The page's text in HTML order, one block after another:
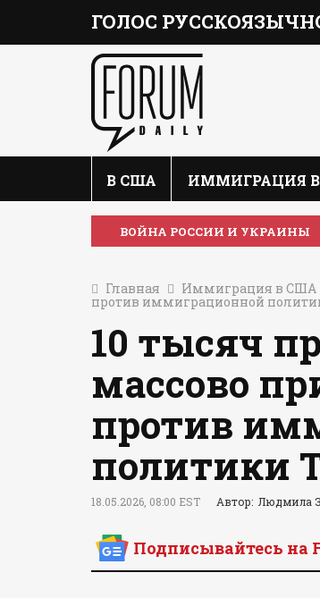
ГОЛОС
В США ИММИГРАЦИЯ
ВОЙНА РОССИИ И УКРАИНЫ
Главная Иммиграция в США
против иммиграционной
10 тысяч
массово
против
политики
18.05.2026, 08:00 EST Автор: Людмила
Подписывайтесь на